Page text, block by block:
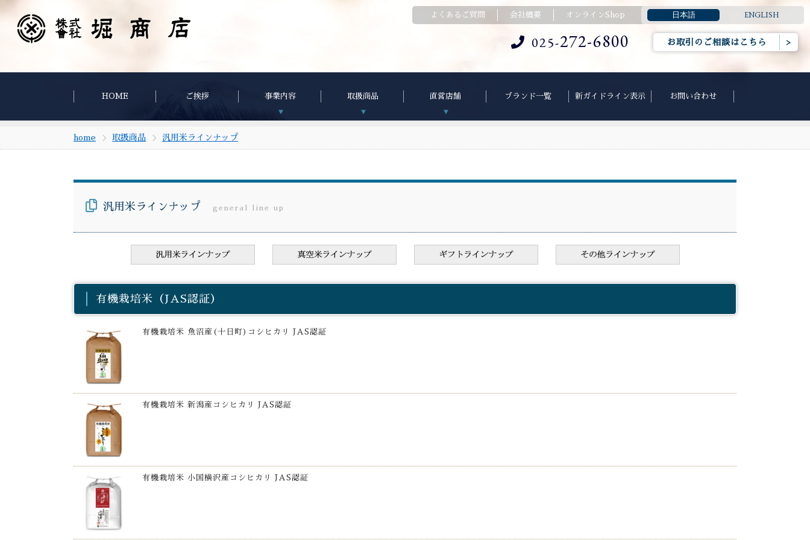
よくあるご質問 会社概要 オンラインShop 日本語 ENGLISH
025-272-6800 お取引のご相談はこちら
HOME ご挨拶 事業内容 取扱商品 直営店舗 ブランド一覧 新ガイドライン表示 お問い合わせ
home 取扱商品 汎用米ラインナップ
汎用米ラインナップ general line up
有機栽培米（JAS認証）
有機栽培米 魚沼産(十日町)コシヒカリ JAS認証
有機栽培米 新潟産コシヒカリ JAS認証
有機栽培米 小国横沢産コシヒカリ JAS認証